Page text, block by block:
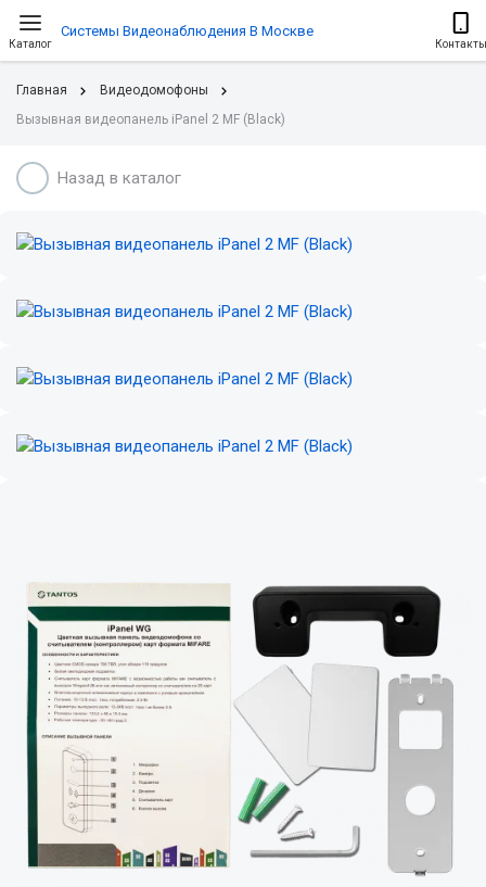
Каталог
Системы Видеонаблюдения В Москве
Контакты
Главная
Видеодомофоны
Вызывная видеопанель iPanel 2 MF (Black)
Назад в каталог